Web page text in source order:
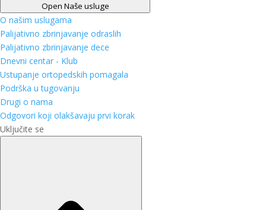
Open Naše usluge
O našim uslugama
Palijativno zbrinjavanje odraslih
Palijativno zbrinjavanje dece
Dnevni centar - Klub
Ustupanje ortopedskih pomagala
Podrška u tugovanju
Drugi o nama
Odgovori koji olakšavaju prvi korak
Uključite se